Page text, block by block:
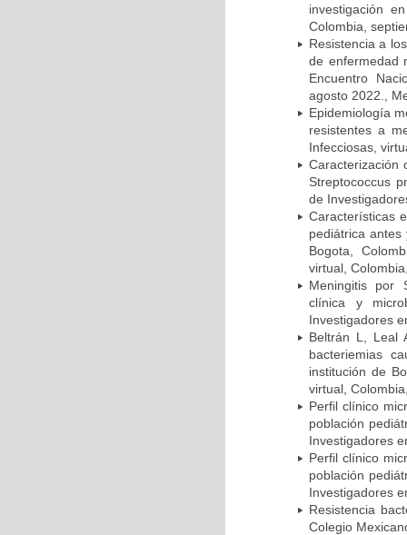
investigación
Colombia,
Resistencia a
de enfermedad
Encuentro
agosto 2022.,
Epidemiología
resistentes a
Infecciosas,
Caracterización
Streptococcus
de
Características
pediátrica
Bogota,
virtual,
Meningitis por
clínica y
Investigadores
Beltrán L, Leal
bacteriemias
institución de
virtual,
Perfil clínico
población
Investigadores
Perfil clínico
población
Investigadores
Resistencia
Colegio